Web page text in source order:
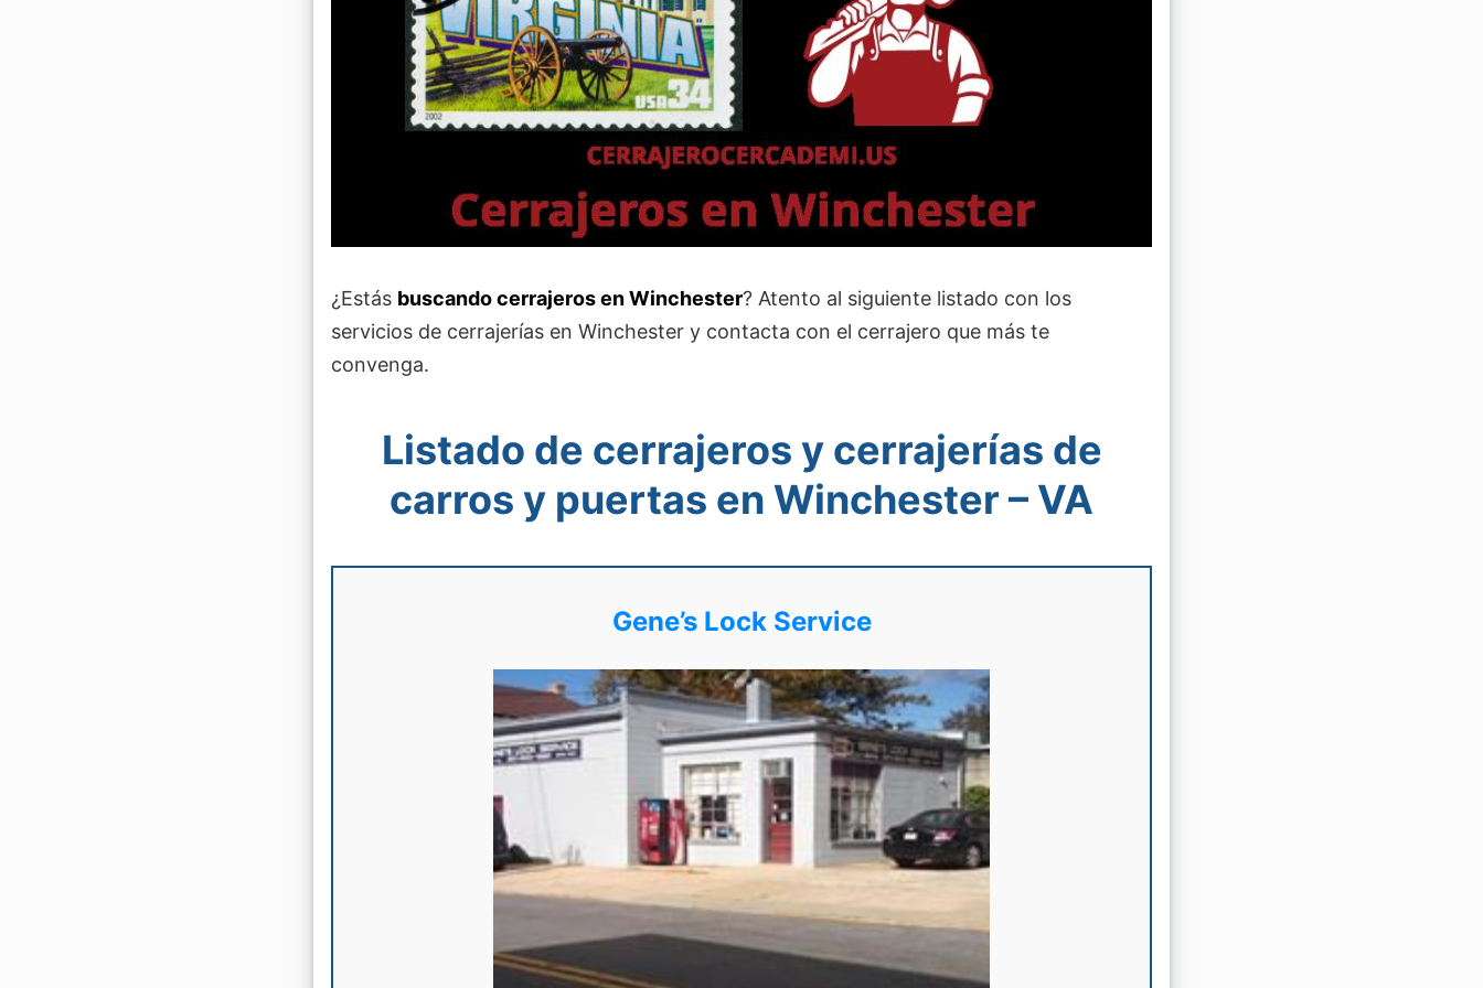
¿Estás buscando cerrajeros en Winchester? Atento al siguiente listado con los
servicios de cerrajerías en Winchester y contacta con el cerrajero que más te
convenga.
Listado de cerrajeros y cerrajerías de
carros y puertas en Winchester – VA
Gene’s Lock Service